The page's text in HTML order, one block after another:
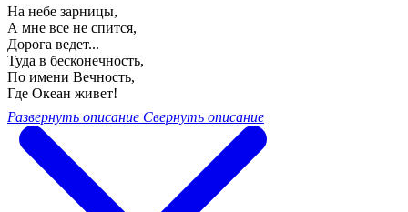
На небе зарницы,
А мне все не спится,
Дорога ведет...
Туда в бесконечность,
По имени Вечность,
Где Океан живет!
Развернуть описание Свернуть описание